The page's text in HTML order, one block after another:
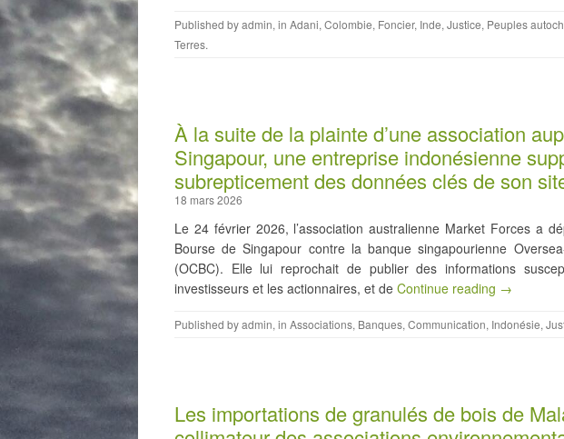
Published byadmin, in Adani, Colombie, Foncier, Inde, Justice, Peuples
Terres.
À la suite de la plainte d’une association
Singapour, une entreprise indonésienne
subrepticement des données clés de son
18 mars 2026
Le 24 février 2026, l’association australienne Market Forces a
Bourse de Singapour contre la banque singapourienne
(OCBC). Elle lui reprochait de publier des informations
investisseurs et les actionnaires, et de Continue reading →
Published byadmin, in Associations, Banques, Communication, Indonésie,
Les importations de granulés de bois de